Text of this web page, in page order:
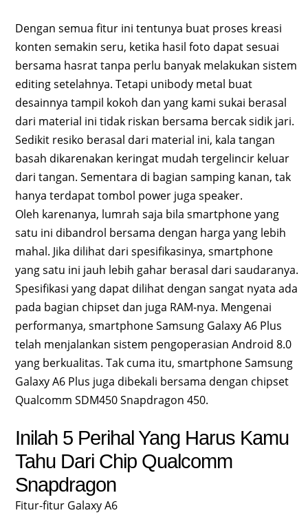
Dengan semua fitur ini tentunya buat proses kreasi
konten semakin seru, ketika hasil foto dapat sesuai
bersama hasrat tanpa perlu banyak melakukan sistem
editing setelahnya. Tetapi unibody metal buat
desainnya tampil kokoh dan yang kami sukai berasal
dari material ini tidak riskan bersama bercak sidik jari.
Sedikit resiko berasal dari material ini, kala tangan
basah dikarenakan keringat mudah tergelincir keluar
dari tangan. Sementara di bagian samping kanan, tak
hanya terdapat tombol power juga speaker.
Oleh karenanya, lumrah saja bila smartphone yang
satu ini dibandrol bersama dengan harga yang lebih
mahal. Jika dilihat dari spesifikasinya, smartphone
yang satu ini jauh lebih gahar berasal dari saudaranya.
Spesifikasi yang dapat dilihat dengan sangat nyata ada
pada bagian chipset dan juga RAM-nya. Mengenai
performanya, smartphone Samsung Galaxy A6 Plus
telah menjalankan sistem pengoperasian Android 8.0
yang berkualitas. Tak cuma itu, smartphone Samsung
Galaxy A6 Plus juga dibekali bersama dengan chipset
Qualcomm SDM450 Snapdragon 450.
Inilah 5 Perihal Yang Harus Kamu
Tahu Dari Chip Qualcomm
Snapdragon
Fitur-fitur Galaxy A6